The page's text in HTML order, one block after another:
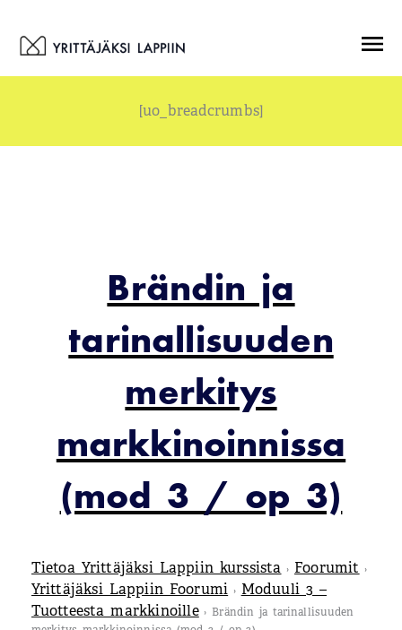
[uo_breadcrumbs]
Brändin ja
tarinallisuuden
merkitys
markkinoinnissa
(mod 3 / op 3)
Tietoa Yrittäjäksi Lappiin kurssista › Foorumit ›
Yrittäjäksi Lappiin Foorumi › Moduuli 3 –
Tuotteesta markkinoille › Brändin ja tarinallisuuden